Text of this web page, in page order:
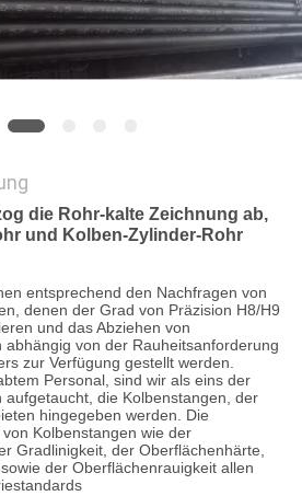
die Rohr-kalte Zeichnung ab,
und Kolben-Zylinder-Rohr
entsprechend den Nachfragen von
denen der Grad von Präzision H8/H9
und das Abziehen von
abhängig von der Rauheitsanforderung
zur Verfügung gestellt werden.
Personal, sind wir als eins der
die Kolbenstangen, der
hingegeben werden. Die
Kolbenstangen wie der
Gradlinigkeit, der Oberflächenhärte,
der Oberflächenrauigkeit allen